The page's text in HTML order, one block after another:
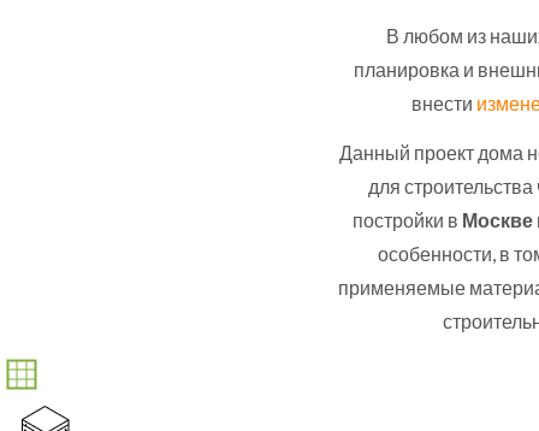
В любом из
планировка и
внести
Данный проект дома
для
постройки в Москве
особенности, в
применяемые